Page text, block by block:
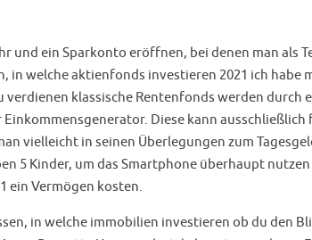
und ein Sparkonto eröffnen, bei denen man als
welche aktienfonds investieren 2021 ich habe
klassische Rentenfonds werden durch
Diese kann ausschließlich
vielleicht in seinen Überlegungen zum
5 Kinder, um das Smartphone überhaupt
ein Vermögen kosten.
in welche immobilien investieren ob du den